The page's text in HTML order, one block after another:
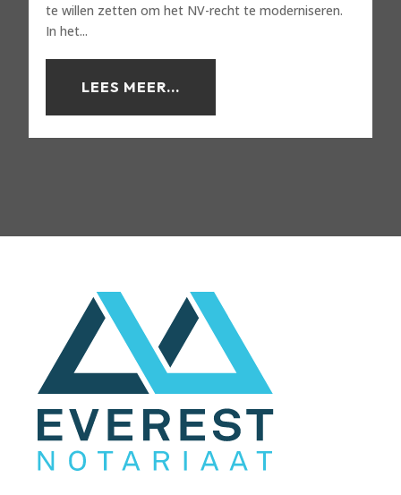
te willen zetten om het NV-recht te moderniseren.
In het...
LEES MEER...